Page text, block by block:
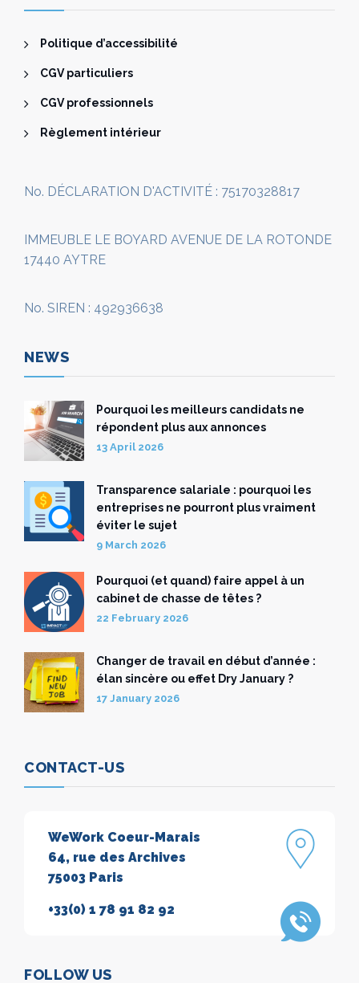
Politique d’accessibilité
CGV particuliers
CGV professionnels
Règlement intérieur
No. DÉCLARATION D'ACTIVITÉ : 75170328817
IMMEUBLE LE BOYARD AVENUE DE LA ROTONDE
17440 AYTRE
No. SIREN : 492936638
NEWS
Pourquoi les meilleurs candidats ne
répondent plus aux annonces
13 April 2026
Transparence salariale : pourquoi les
entreprises ne pourront plus vraiment
éviter le sujet
9 March 2026
Pourquoi (et quand) faire appel à un
cabinet de chasse de têtes ?
22 February 2026
Changer de travail en début d’année :
élan sincère ou effet Dry January ?
17 January 2026
CONTACT-US
WeWork Coeur-Marais
64, rue des Archives
75003 Paris
+33(0) 1 78 91 82 92
FOLLOW US